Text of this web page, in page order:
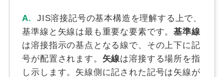
A.
JIS溶接記号の基本構造を理解する上で、
基準線と矢線は最も重要な要素です。基準線
は溶接指示の基点となる線で、その上下に記
号が配置されます。 矢線は溶接する場所を指
し示します。矢線側に記された記号は矢線が